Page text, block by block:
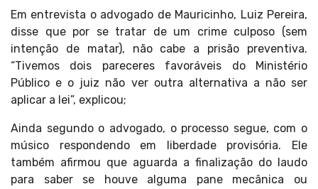
Em entrevista o advogado de Mauricinho, Luiz Pereira,
disse que por se tratar de um crime culposo (sem
intenção de matar), não cabe a prisão preventiva.
“Tivemos dois pareceres favoráveis do Ministério
Público e o juiz não ver outra alternativa a não ser
aplicar a lei”, explicou;
Ainda segundo o advogado, o processo segue, com o
músico respondendo em liberdade provisória. Ele
também afirmou que aguarda a finalização do laudo
para saber se houve alguma pane mecânica ou